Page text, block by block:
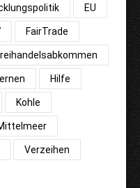
EU
FairTrade
Hilfe
Kohle
Verzeihen